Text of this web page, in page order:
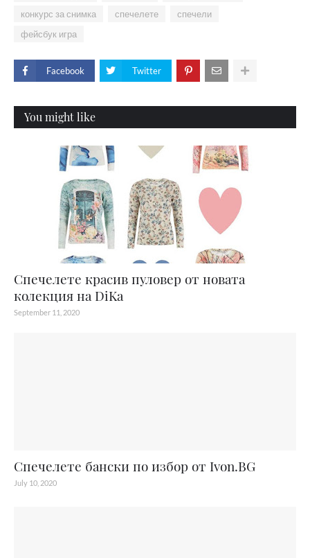
конкурс за снимка
спечелете
спечели
фейсбук игра
Facebook Twitter
You might like
Спечелете красив пуловер от новата
колекция на DiKa
September 11, 2020
Спечелете бански по избор от Ivon.BG
July 10, 2020